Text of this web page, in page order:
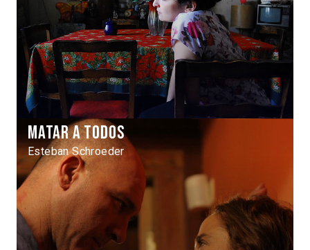
Matar a todos
Esteban Schroeder